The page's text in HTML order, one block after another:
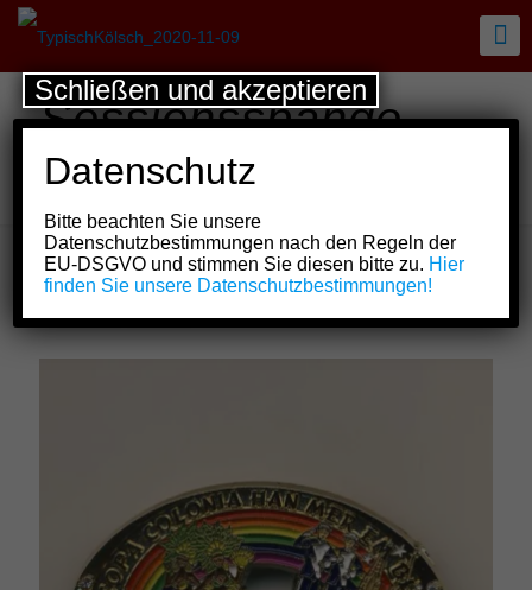
Sessionsspange
StattGarde Colonia
Ahoj e.V.
Datenschutz
Bitte beachten Sie unsere
Datenschutzbestimmungen nach den Regeln der
EU-DSGVO und stimmen Sie diesen bitte zu. Hier
finden Sie unsere Datenschutzbestimmungen!
Schließen und akzeptieren